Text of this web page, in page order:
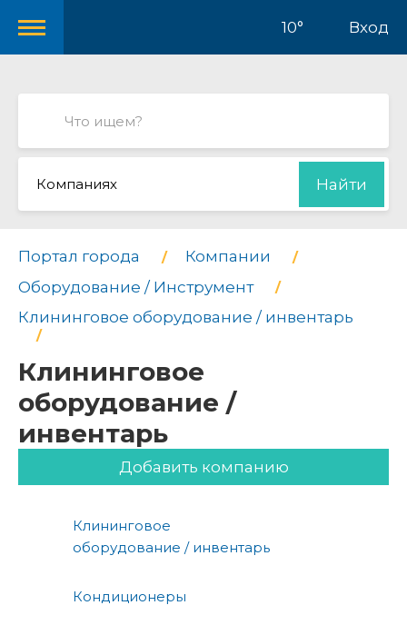
10° Вход
Компаниях Найти
Портал города
Компании
Оборудование / Инструмент
Клининговое оборудование / инвентарь
Клининговое
оборудование /
инвентарь
Добавить компанию
Клининговое
оборудование / инвентарь
Кондиционеры